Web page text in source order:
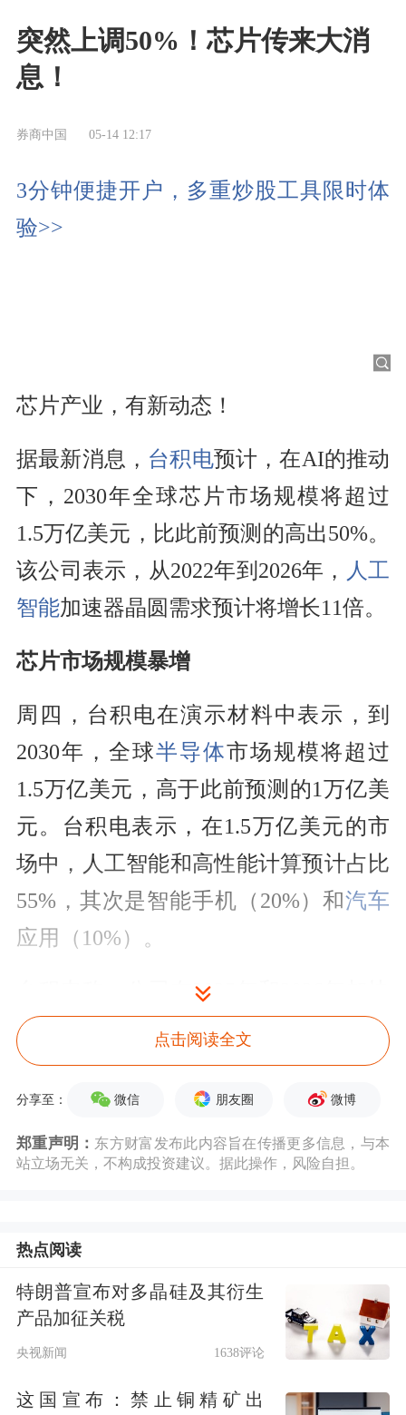
突然上调50%！芯片传来大消
息！
券商中国 05-14 12:17
3分钟便捷开户，多重炒股工具限时体
验>>
芯片产业，有新动态！
据最新消息， 台积电预计，在AI的推动
下，2030年全球芯片市场规模将超过
1.5万亿美元，比此前预测的高出50%。
该公司表示，从2022年到2026年，
人工
智能加速器晶圆需求预计将增长11倍。
芯片市场规模暴增
周四，台积电在演示材料中表示，到
2030年，全球半导体市场规模将超过
1.5万亿美元，高于此前预测的1万亿美
元。台积电表示，在1.5万亿美元的市
场中，人工智能和高性能计算预计占比
55%，其次是智能手机（20%）和汽车
应用（10%）。
台积电称，公司在2025年和2026年加快
了产能扩张速度，并计划在2026年建设
九期晶圆厂和先进封装设施。
升其最先进的2纳米和下一代A16芯片
台积电表示，其先进封装CoWoS（晶圆
上芯片基板）的产能复合年增长率预计
在2022年至2027年间超过80%。CoWoS
是一种关键的芯片封装技术，广泛应用
点击阅读全文
分享至： 微信 朋友圈 微博
郑重声明： 东方财富发布此内容旨在传播更多信息，与本
站立场无关，不构成投资建议。据此操作，风险自担。
热点阅读
特朗普宣布对多晶硅及其衍生
产品加征关税
央视新闻 1638评论
这国宣布：禁止铜精矿出